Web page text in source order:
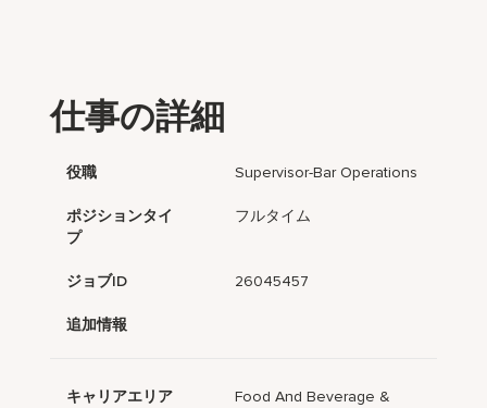
仕事の詳細
役職 Supervisor-Bar Operations
ポジションタイ
プ
フルタイム
ジョブID 26045457
追加情報
キャリアエリア
Food And Beverage &